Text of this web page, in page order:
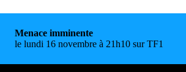
Menace imminente
le lundi 16 novembre à 21h10 sur TF1